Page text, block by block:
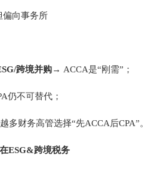
偏向事务所
跨境并购→ ACCA是“刚需”；
仍不可替代；
多财务高管选择“先ACCA后CPA”。
ESG&跨境税务